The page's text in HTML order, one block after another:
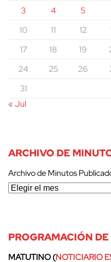
3
4 5
10
11 12
17
18 19
24
25 26
31
« Jul
ARCHIVO DE
Archivo de Minutos
PROGRAMACIÓN
MATUTINO (NOTICIARIO